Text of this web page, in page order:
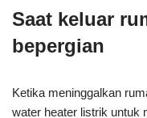
Saat keluar
bepergian
Ketika meninggalkan
water heater listrik untuk